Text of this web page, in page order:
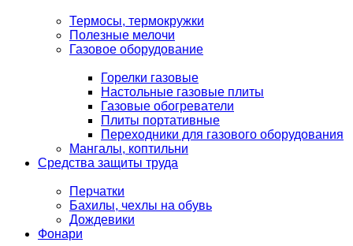
Термосы, термокружки
Полезные мелочи
Газовое оборудование
Горелки газовые
Настольные газовые плиты
Газовые обогреватели
Плиты портативные
Переходники для газового оборудования
Мангалы, коптильни
Средства защиты труда
Перчатки
Бахилы, чехлы на обувь
Дождевики
Фонари